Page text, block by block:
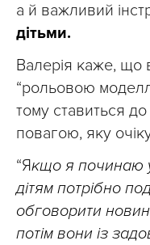
а й важливий
дітьми.
Валерія каже, що
“рольовою
тому ставиться
повагою, яку
“Якщо я починаю
дітям потрібно
обговорити
потім вони із